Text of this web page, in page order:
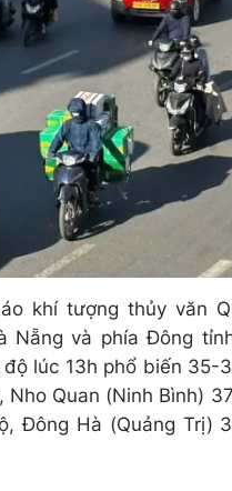
khí tượng thủy văn
Nẵng và phía Đông
lúc 13h phổ biến
Nho Quan (Ninh Bình)
Đông Hà (Quảng Trị)